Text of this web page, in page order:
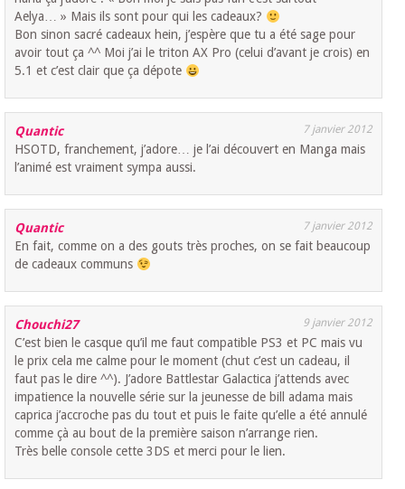
Aelya… » Mais ils sont pour qui les cadeaux?
Bon sinon sacré cadeaux hein, j’espère que tu a été sage pour
avoir tout ça ^^ Moi j’ai le triton AX Pro (celui d’avant je crois) en
5.1 et c’est clair que ça dépote
Quantic 7 janvier 2012
HSOTD, franchement, j’adore… je l’ai découvert en Manga mais
l’animé est vraiment sympa aussi.
Quantic 7 janvier 2012
En fait, comme on a des gouts très proches, on se fait beaucoup
de cadeaux communs
Chouchi27 9 janvier 2012
C’est bien le casque qu’il me faut compatible PS3 et PC mais vu
le prix cela me calme pour le moment (chut c’est un cadeau, il
faut pas le dire ^^). J’adore Battlestar Galactica j’attends avec
impatience la nouvelle série sur la jeunesse de bill adama mais
caprica j’accroche pas du tout et puis le faite qu’elle a été annulé
comme çà au bout de la première saison n’arrange rien.
Très belle console cette 3DS et merci pour le lien.